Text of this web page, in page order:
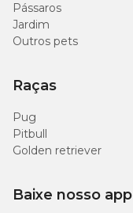
Pássaros
Jardim
Outros pets
Raças
Pug
Pitbull
Golden retriever
Baixe nosso app